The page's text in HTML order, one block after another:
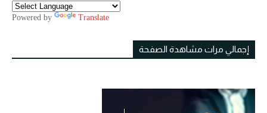
Powered by Translate
إجمالي مرات مشاهدة الصفحة